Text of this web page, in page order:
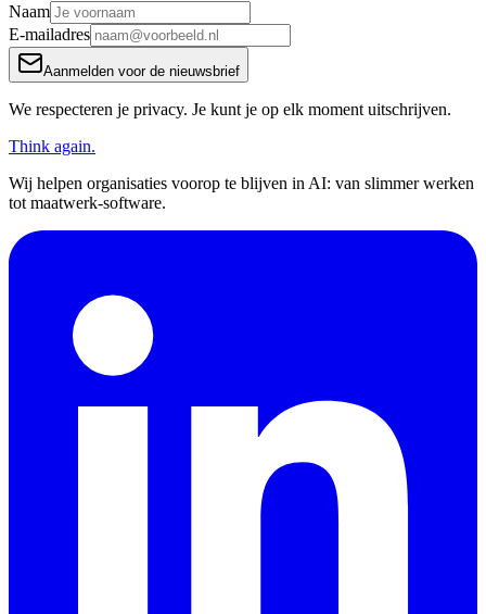
Naam
E-mailadres
Aanmelden voor de nieuwsbrief
We respecteren je privacy. Je kunt je op elk moment uitschrijven.
Think again.
Wij helpen organisaties voorop te blijven in AI: van slimmer werken
tot maatwerk-software.